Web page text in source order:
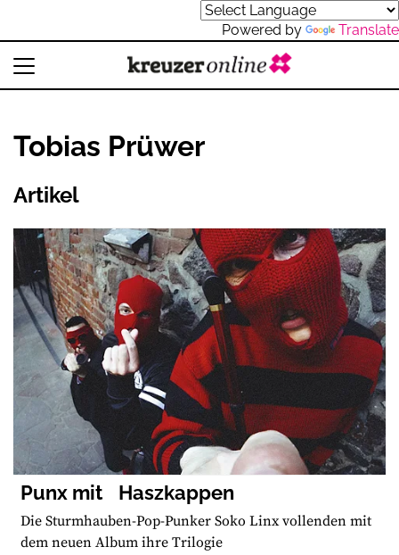
Powered by Translate
Tobias Prüwer
Artikel
Punx mit Haszkappen
Die Sturmhauben-Pop-Punker Soko Linx vollenden mit
dem neuen Album ihre Trilogie